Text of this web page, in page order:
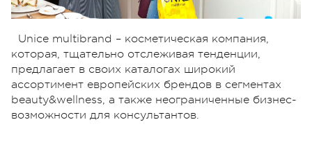
Unice multibrand – косметическая компания,
которая, тщательно отслеживая тенденции,
предлагает в своих каталогах широкий
ассортимент европейских брендов в сегментах
beauty&wellness, а также неограниченные бизнес-
возможности для консультантов.